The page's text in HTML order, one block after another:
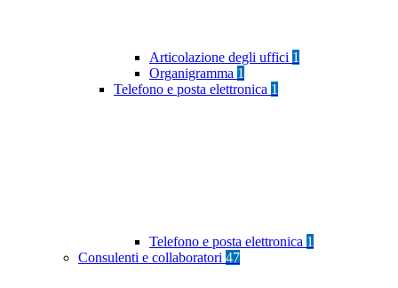
Articolazione degli uffici 1
Organigramma 1
Telefono e posta elettronica 1
Telefono e posta elettronica 1
Consulenti e collaboratori 47